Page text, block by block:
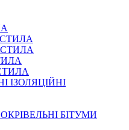
ІЗОЛЯЦІЙНІ
БІТУМИ